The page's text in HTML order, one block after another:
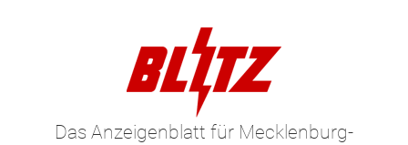
Das Anzeigenblatt für Mecklenburg-